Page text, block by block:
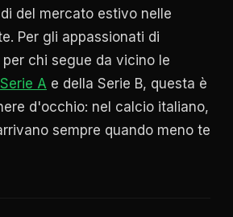
del mercato estivo nelle
Per gli appassionati di
per chi segue da vicino le
Serie A e della Serie B, questa è
d'occhio: nel calcio italiano,
sempre quando meno te